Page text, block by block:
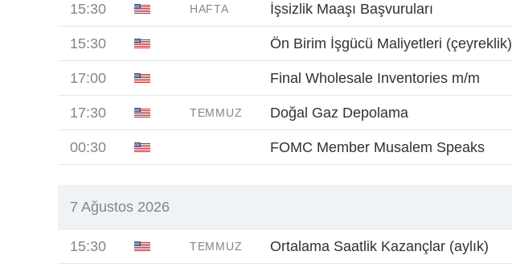
15:30 HAFTA İşsizlik Maaşı Başvuruları
15:30 Ön Birim İşgücü Maliyetleri (çeyreklik)
17:00 Final Wholesale Inventories m/m
17:30 TEMMUZ Doğal Gaz Depolama
00:30 FOMC Member Musalem Speaks
7 Ağustos 2026
15:30 TEMMUZ Ortalama Saatlik Kazançlar (aylık)